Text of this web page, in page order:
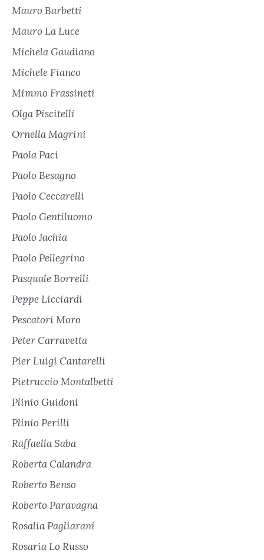
Mauro Barbetti
Mauro La Luce
Michela Gaudiano
Michele Fianco
Mimmo Frassineti
Olga Piscitelli
Ornella Magrini
Paola Paci
Paolo Besagno
Paolo Ceccarelli
Paolo Gentiluomo
Paolo Jachia
Paolo Pellegrino
Pasquale Borrelli
Peppe Licciardi
Pescatori Moro
Peter Carravetta
Pier Luigi Cantarelli
Pietruccio Montalbetti
Plinio Guidoni
Plinio Perilli
Raffaella Saba
Roberta Calandra
Roberto Benso
Roberto Paravagna
Rosalia Pagliarani
Rosaria Lo Russo